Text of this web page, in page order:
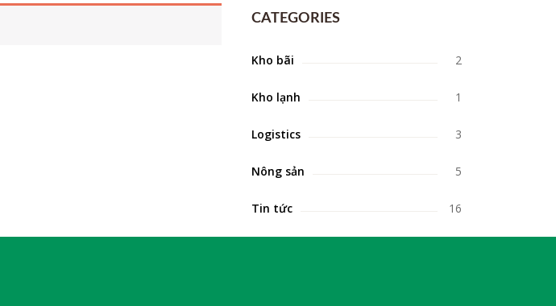
CATEGORIES
Kho bãi 2
Kho lạnh 1
Logistics 3
Nông sản 5
Tin tức 16